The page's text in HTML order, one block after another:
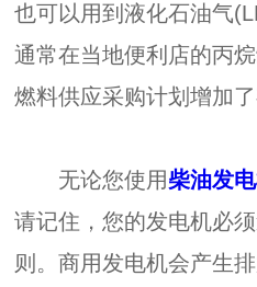
也可以用到液化石油气
通常在当地便利店的丙
燃料供应采购计划增加了
无论您使用柴油发
请记住，您的发电机必
则。商用发电机会产生